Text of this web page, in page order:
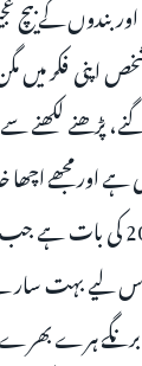
بندوں کے بیچ
اپنی فکر میں
پڑھنے لکھنے
ہے اور مجھے
دسمبر 2010 کی
اس لیے بہت
ہرے بھرے